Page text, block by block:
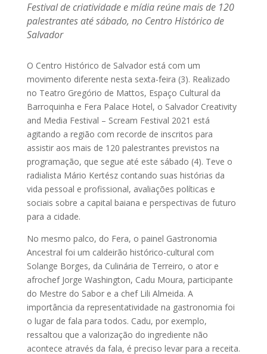
Festival de criatividade e mídia reúne mais de 120
palestrantes até sábado, no Centro Histórico de
Salvador
O Centro Histórico de Salvador está com um
movimento diferente nesta sexta-feira (3). Realizado
no Teatro Gregório de Mattos, Espaço Cultural da
Barroquinha e Fera Palace Hotel, o Salvador Creativity
and Media Festival – Scream Festival 2021 está
agitando a região com recorde de inscritos para
assistir aos mais de 120 palestrantes previstos na
programação, que segue até este sábado (4). Teve o
radialista Mário Kertész contando suas histórias da
vida pessoal e profissional, avaliações políticas e
sociais sobre a capital baiana e perspectivas de futuro
para a cidade.
No mesmo palco, do Fera, o painel Gastronomia
Ancestral foi um caldeirão histórico-cultural com
Solange Borges, da Culinária de Terreiro, o ator e
afrochef Jorge Washington, Cadu Moura, participante
do Mestre do Sabor e a chef Lili Almeida. A
importância da representatividade na gastronomia foi
o lugar de fala para todos. Cadu, por exemplo,
ressaltou que a valorização do ingrediente não
acontece através da fala, é preciso levar para a receita.